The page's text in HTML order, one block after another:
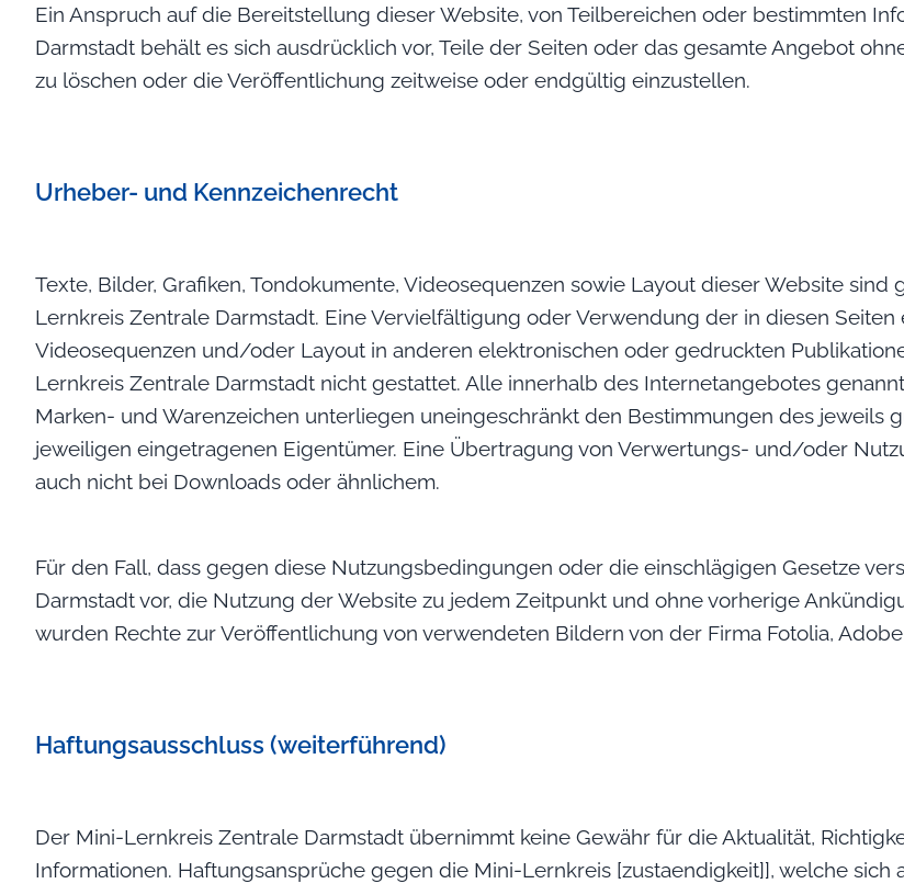
Ein Anspruch auf die Bereitstellung dieser Website, von Teilbereichen oder bestimmten
Darmstadt behält es sich ausdrücklich vor, Teile der Seiten oder das gesamte Angebot
zu löschen oder die Veröffentlichung zeitweise oder endgültig einzustellen.
Urheber- und Kennzeichenrecht
Texte, Bilder, Grafiken, Tondokumente, Videosequenzen sowie Layout dieser Website
Lernkreis Zentrale Darmstadt. Eine Vervielfältigung oder Verwendung der in diesen Seiten
Videosequenzen und/oder Layout in anderen elektronischen oder gedruckten
Lernkreis Zentrale Darmstadt nicht gestattet. Alle innerhalb des Internetangebotes
Marken- und Warenzeichen unterliegen uneingeschränkt den Bestimmungen des jeweils
jeweiligen eingetragenen Eigentümer. Eine Übertragung von Verwertungs- und/oder
auch nicht bei Downloads oder ähnlichem.
Für den Fall, dass gegen diese Nutzungsbedingungen oder die einschlägigen Gesetze
Darmstadt vor, die Nutzung der Website zu jedem Zeitpunkt und ohne vorherige
wurden Rechte zur Veröffentlichung von verwendeten Bildern von der Firma Fotolia,
Haftungsausschluss (weiterführend)
Der Mini-Lernkreis Zentrale Darmstadt übernimmt keine Gewähr für die Aktualität,
Informationen. Haftungsansprüche gegen die Mini-Lernkreis [zustaendigkeit]], welche